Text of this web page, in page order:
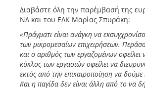
Διαβάστε όλη την παρέμβασή της
ΝΔ και του ΕΛΚ Μαρίας Σπυράκη:
«Πράγματι είναι ανάγκη να
των μικρομεσαίων επιχειρήσεων.
και ο αριθμός των εργαζομένων οφείλει
κύκλος των εργασιών οφείλει να
εκτός από την επικαιροποίηση να δούμε
Και η παγίδα δεν είναι άλλη από το να